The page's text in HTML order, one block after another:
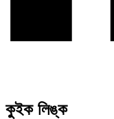
কুইক লিঙ্ক